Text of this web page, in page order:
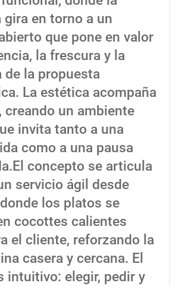
gira en torno a un
que pone en valor
la frescura y la
de la propuesta
La estética acompaña
creando un ambiente
invita tanto a una
como a una pausa
concepto se articula
servicio ágil desde
los platos se
cocottes calientes
el cliente, reforzando la
casera y cercana. El
intuitivo: elegir, pedir y